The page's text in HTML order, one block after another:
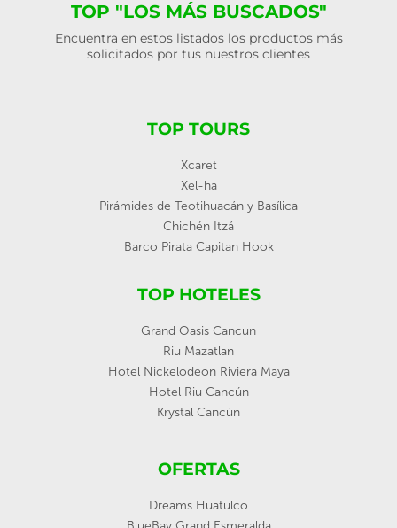
TOP "LOS MÁS BUSCADOS"
Encuentra en estos listados los productos más
solicitados por tus nuestros clientes
TOP TOURS
Xcaret
Xel-ha
Pirámides de Teotihuacán y Basílica
Chichén Itzá
Barco Pirata Capitan Hook
TOP HOTELES
Grand Oasis Cancun
Riu Mazatlan
Hotel Nickelodeon Riviera Maya
Hotel Riu Cancún
Krystal Cancún
OFERTAS
Dreams Huatulco